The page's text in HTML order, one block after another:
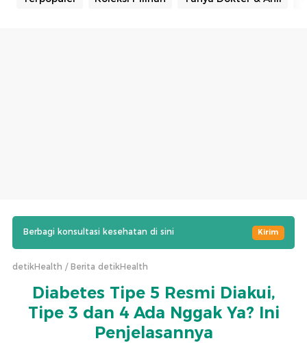
Berbagi konsultasi kesehatan di sini Kirim
detikHealth Berita detikHealth
Diabetes Tipe 5 Resmi Diakui,
Tipe 3 dan 4 Ada Nggak Ya? Ini
Penjelasannya